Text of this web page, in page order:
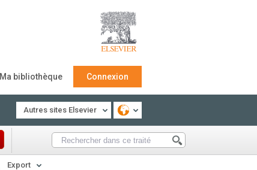
Ma bibliothèque Connexion
Autres sites Elsevier
Export